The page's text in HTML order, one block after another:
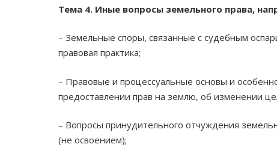
Тема 4. Иные вопросы земельного права,
– Земельные споры, связанные с судебным
правовая практика;
– Правовые и процессуальные основы и
предоставлении прав на землю, об изменении
– Вопросы принудительного отчуждения
(не освоением);